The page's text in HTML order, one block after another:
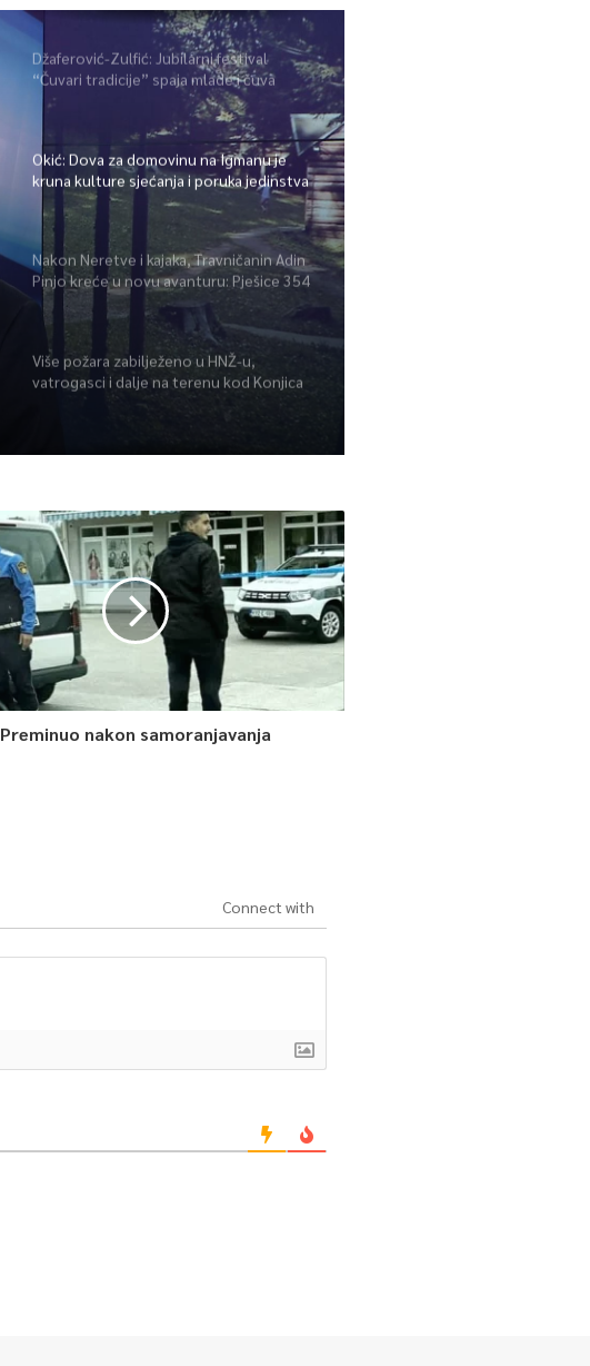
Džaferović-Zulfić: Jubilarni festival
“Čuvari tradicije” spaja mlade i čuva
bogatu baštinu širom BiH
Okić: Dova za domovinu na Igmanu je
kruna kulture sjećanja i poruka jedinstva
Nakon Neretve i kajaka, Travničanin Adin
Pinjo kreće u novu avanturu: Pješice 354
kilometra preko najviših vrhova BiH
Više požara zabilježeno u HNŽ-u,
vatrogasci i dalje na terenu kod Konjica
Preminuo nakon samoranjavanja
Connect with